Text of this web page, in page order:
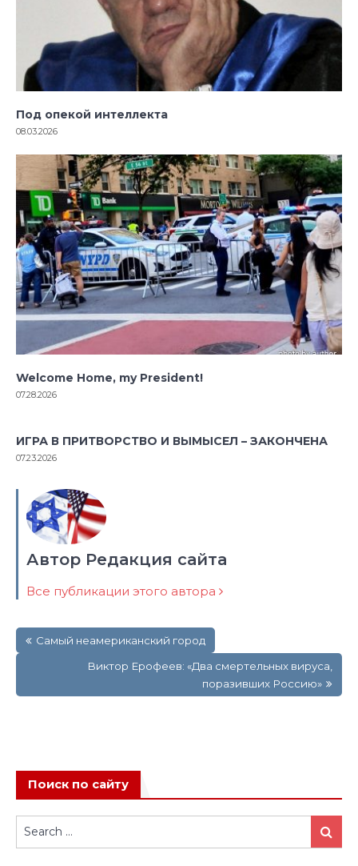
Под опекой интеллекта
08.03.2026
Welcome Home, my President!
07.28.2026
ИГРА В ПРИТВОРСТВО И ВЫМЫСЕЛ – ЗАКОНЧЕНА
07.23.2026
Автор Редакция сайта
Все публикации этого автора
по
записям
Самый неамериканский город
Виктор Ерофеев: «Два смертельных вируса,
поразивших Россию»
Поиск по сайту
Search
for:
Search